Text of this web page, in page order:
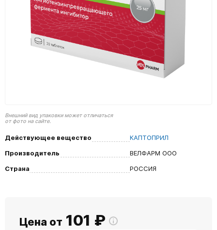
Внешний вид упаковки может отличаться
от фото на сайте.
Действующее вещество
КАПТОПРИЛ
Производитель
ВЕЛФАРМ ООО
Страна
РОССИЯ
Цена от 101 ₽